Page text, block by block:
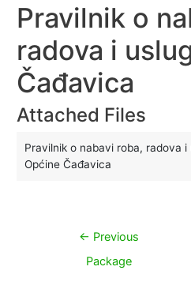
Pravilnik o
radova i
Čađavica
Attached Files
Pravilnik o nabavi roba, radova i
Općine Čađavica
Navigacija
← Previous
Package